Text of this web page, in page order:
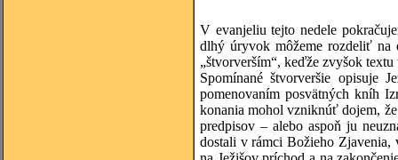
V evanjeliu tejto nedele
dlhý úryvok môžeme rozdeliť na
„štvorverším“, keďže zvyšok
Spomínané štvorveršie opisuje
pomenovaním posvätných kníh
konania mohol vzniknúť dojem,
predpisov – alebo aspoň ju
dostali v rámci Božieho